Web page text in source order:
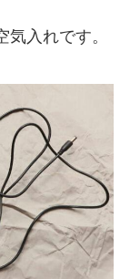
入れです。